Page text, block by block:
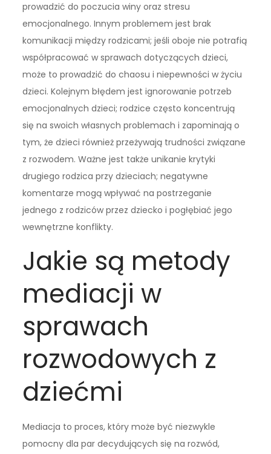
prowadzić do poczucia winy oraz stresu
emocjonalnego. Innym problemem jest brak
komunikacji między rodzicami; jeśli oboje nie potrafią
współpracować w sprawach dotyczących dzieci,
może to prowadzić do chaosu i niepewności w życiu
dzieci. Kolejnym błędem jest ignorowanie potrzeb
emocjonalnych dzieci; rodzice często koncentrują
się na swoich własnych problemach i zapominają o
tym, że dzieci również przeżywają trudności związane
z rozwodem. Ważne jest także unikanie krytyki
drugiego rodzica przy dzieciach; negatywne
komentarze mogą wpływać na postrzeganie
jednego z rodziców przez dziecko i pogłębiać jego
wewnętrzne konflikty.
Jakie są metody
mediacji w
sprawach
rozwodowych z
dziećmi
Mediacja to proces, który może być niezwykle
pomocny dla par decydujących się na rozwód,